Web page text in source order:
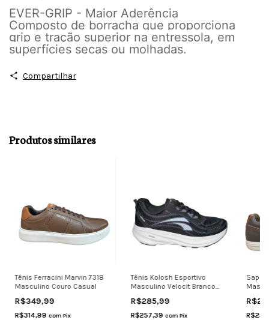
EVER-GRIP - Maior Aderência
Composto de borracha que proporciona
grip e tração superior na entressola, em
superfícies secas ou molhadas.
Compartilhar
Produtos similares
Tênis Ferracini Marvin 7318
Masculino Couro Casual
R$349,99
R$314,99 com Pix
Tênis Kolosh Esportivo
Masculino Velocit Branco
R$285,99
R$257,39 com Pix